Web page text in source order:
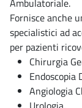
Ambulatoriale.
Fornisce anche
specialistici ad
per pazienti
Chirurgia
Endoscopia
Angiologia